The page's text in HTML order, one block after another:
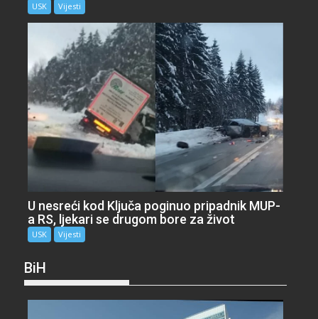
USK Vijesti
U nesreći kod Ključa poginuo pripadnik MUP-
a RS, ljekari se drugom bore za život
USK Vijesti
BiH